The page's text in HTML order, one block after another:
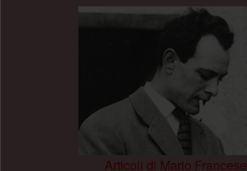
Articoli di Mario Francese